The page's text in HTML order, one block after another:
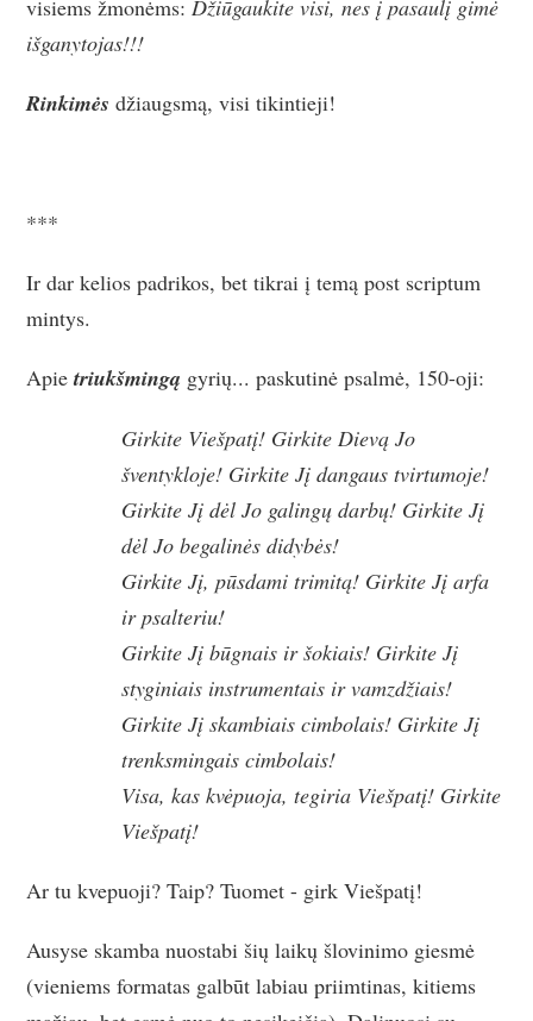
visiems žmonėms: Džiūgaukite visi, nes į pasaulį gimė
išganytojas!!!
Rinkimėsdžiaugsmą, visi tikintieji!
***
Ir dar kelios padrikos, bet tikrai į temą post scriptum
mintys.
Apietriukšmingą gyrių... paskutinė psalmė, 150-oji:
Girkite Viešpatį! Girkite Dievą Jo
šventykloje! Girkite Jį dangaus tvirtumoje!
Girkite Jį dėl Jo galingų darbų! Girkite Jį
dėl Jo begalinės didybės!
Girkite Jį, pūsdami trimitą! Girkite Jį arfa
ir psalteriu!
Girkite Jį būgnais ir šokiais! Girkite Jį
styginiais instrumentais ir vamzdžiais!
Girkite Jį skambiais cimbolais! Girkite Jį
trenksmingais cimbolais!
Visa, kas kvėpuoja, tegiria Viešpatį! Girkite
Viešpatį!
Ar tu kvepuoji? Taip? Tuomet - girk Viešpatį!
Ausyse skamba nuostabi šių laikų šlovinimo giesmė
(vieniems formatas galbūt labiau priimtinas, kitiems